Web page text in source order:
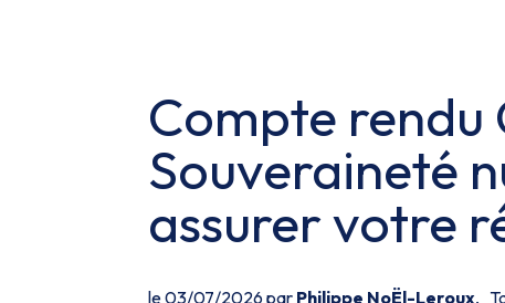
Compte
Souveraineté
assurer votre
le 03/07/2026 par Philippe NoËl-Leroux,